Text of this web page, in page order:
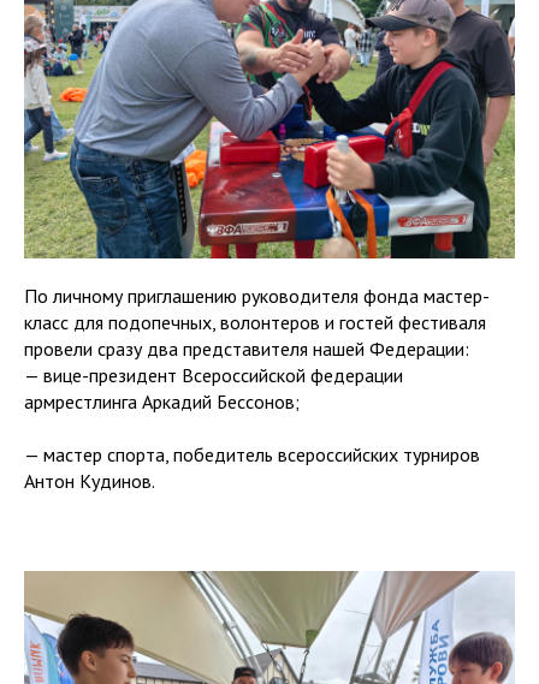
По личному приглашению руководителя фонда мастер-
класс для подопечных, волонтеров и гостей фестиваля
провели сразу два представителя нашей Федерации:
— вице-президент Всероссийской федерации
армрестлинга Аркадий Бессонов;
— мастер спорта, победитель всероссийских турниров
Антон Кудинов.